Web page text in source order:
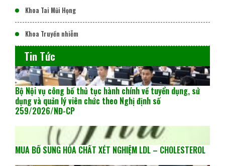
Khoa Tai Mũi Họng
Khoa Truyền nhiễm
Tin Tức
Bộ Nội vụ công bố thủ tục hành chính về tuyển dụng, sử
dụng và quản lý viên chức theo Nghị định số
259/2026/NĐ-CP
MUA BỔ SUNG HÓA CHẤT XÉT NGHIỆM LDL – CHOLESTEROL